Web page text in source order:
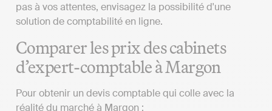
pas à vos attentes, envisagez la possibilité d'une
solution de comptabilité en ligne.
Comparer les prix des cabinets
d’expert-comptable à Margon
Pour obtenir un devis comptable qui colle avec la
réalité du marché à Margon :